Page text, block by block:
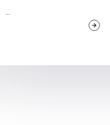
...